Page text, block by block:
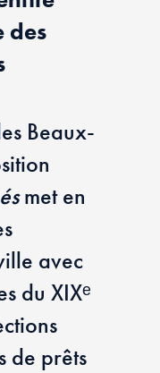
des
Beaux-
met en
avec
du XIXᵉ
de prêts